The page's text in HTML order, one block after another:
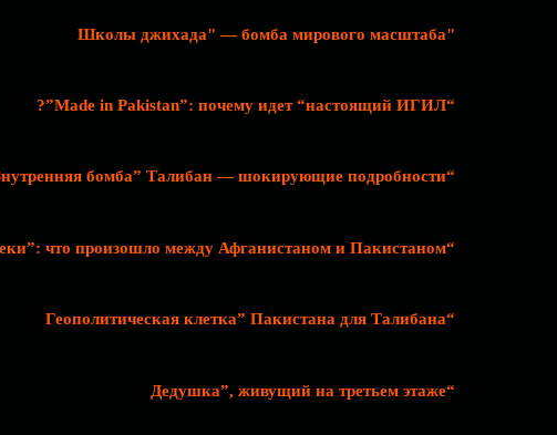
"Школы джихада" — бомба мирового масштаба
“Made in Pakistan”: почему идет “настоящий ИГИЛ”?
“Внутренняя бомба” Талибан — шокирующие подробности
“Враги навеки”: что произошло между Афганистаном и Пакистаном?
“Геополитическая клетка” Пакистана для Талибана
“Дедушка”, живущий на третьем этаже